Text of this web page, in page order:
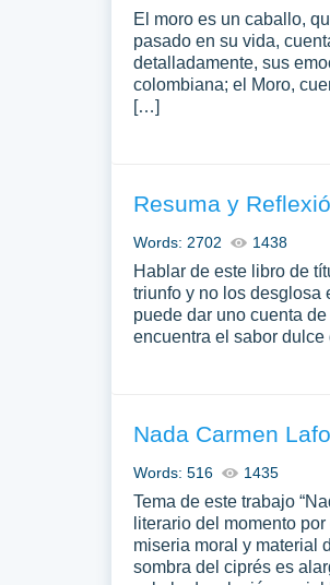
El moro es un caballo,
pasado en su vida,
detalladamente, sus
colombiana; el Moro,
[…]
Resuma y
Words: 2702 1438
Hablar de este libro de
triunfo y no los desglosa
puede dar uno cuenta
encuentra el sabor
Nada Carmen
Words: 516 1435
Tema de este trabajo
literario del momento
miseria moral y material
sombra del ciprés es